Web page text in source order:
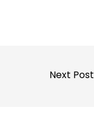
Next Post